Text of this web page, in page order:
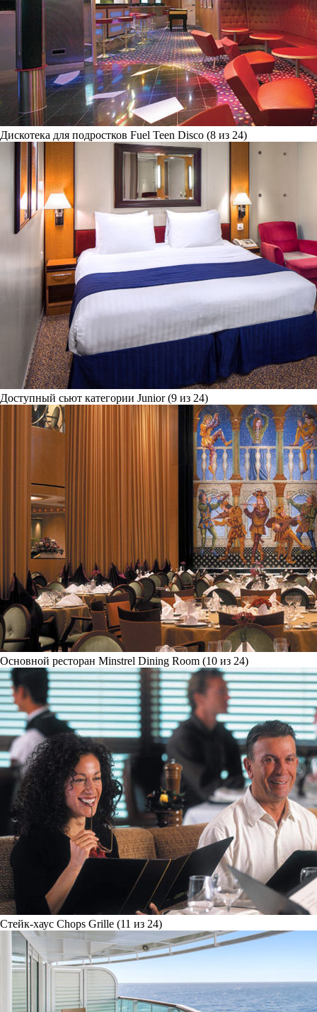
Дискотека для подростков Fuel Teen Disco (8 из 24)
Доступный сьют категории Junior (9 из 24)
Основной ресторан Minstrel Dining Room (10 из 24)
Стейк-хаус Chops Grille (11 из 24)